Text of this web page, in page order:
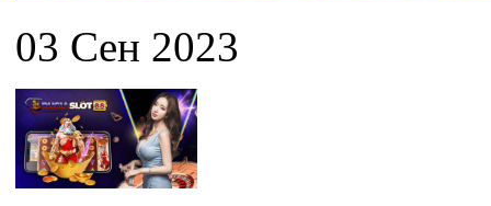
03 Сен 2023